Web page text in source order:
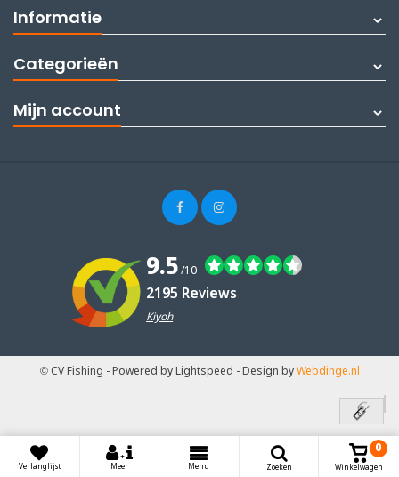
Verlanglijst
+
Meer
Menu Zoeken
0
Winkelwagen
Informatie
Categorieën
Mijn account
9.5/10
2195 Reviews
Kiyoh
© CV Fishing - Powered byLightspeed - Design byWebdinge.nl